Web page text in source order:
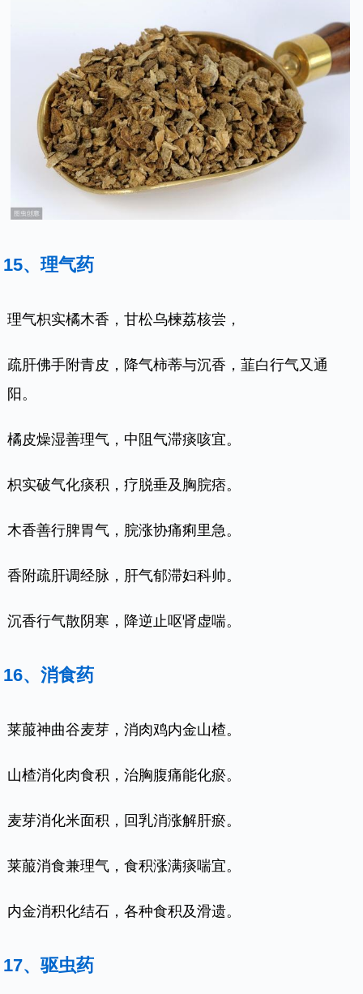
15、理气药
理气枳实橘木香，甘松乌楝荔核尝，
疏肝佛手附青皮，降气柿蒂与沉香，韮白行气又通
阳。
橘皮燥湿善理气，中阻气滞痰咳宜。
枳实破气化痰积，疗脱垂及胸脘痞。
木香善行脾胃气，脘涨协痛痢里急。
香附疏肝调经脉，肝气郁滞妇科帅。
沉香行气散阴寒，降逆止呕肾虚喘。
16、消食药
莱菔神曲谷麦芽，消肉鸡内金山楂。
山楂消化肉食积，治胸腹痛能化瘀。
麦芽消化米面积，回乳消涨解肝瘀。
莱菔消食兼理气，食积涨满痰喘宜。
内金消积化结石，各种食积及滑遗。
17、驱虫药